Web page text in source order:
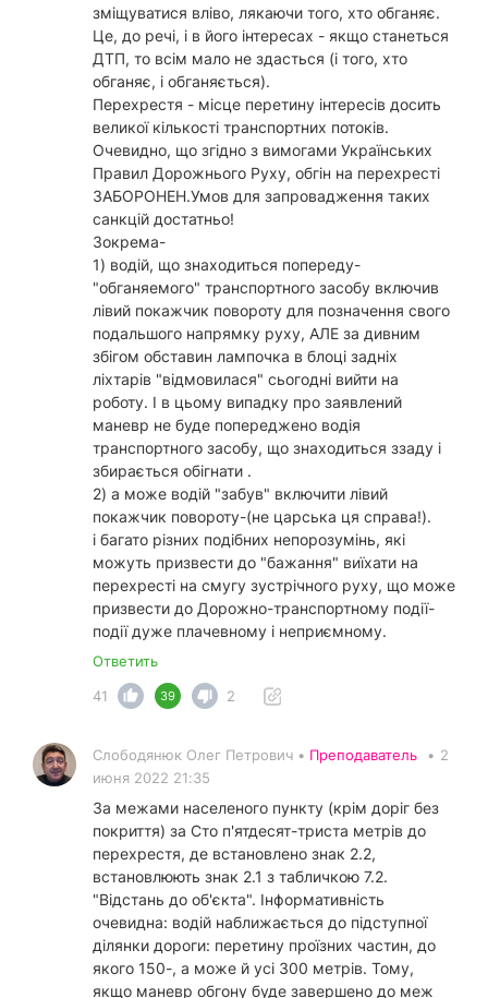
зміщуватися вліво, лякаючи того, хто обганяє.
Це, до речі, і в його інтересах - якщо станеться
ДТП, то всім мало не здасться (і того, хто
обганяє, і обганяється).
Перехрестя - місце перетину інтересів досить
великої кількості транспортних потоків.
Очевидно, що згідно з вимогами Українських
Правил Дорожнього Руху, обгін на перехресті
ЗАБОРОНЕН.Умов для запровадження таких
санкцій достатньо!
Зокрема-
1) водій, що знаходиться попереду-
"обганяемого" транспортного засобу включив
лівий покажчик повороту для позначення свого
подальшого напрямку руху, АЛЕ за дивним
збігом обставин лампочка в блоці задніх
ліхтарів "відмовилася" сьогодні вийти на
роботу. І в цьому випадку про заявлений
маневр не буде попереджено водія
транспортного засобу, що знаходиться ззаду і
збирається обігнати .
2) а може водій "забув" включити лівий
покажчик повороту-(не царська ця справа!).
і багато різних подібних непорозумінь, які
можуть призвести до "бажання" виїхати на
перехресті на смугу зустрічного руху, що може
призвести до Дорожно-транспортному події-
події дуже плачевному і неприємному.
Ответить
41
39 2
Слободянюк Олег Петрович • Преподаватель • 2
июня 2022 21:35
За межами населеного пункту (крім доріг без
покриття) за Сто п'ятдесят-триста метрів до
перехрестя, де встановлено знак 2.2,
встановлюють знак 2.1 з табличкою 7.2.
"Відстань до об'єкта". Інформативність
очевидна: водій наближається до підступної
ділянки дороги: перетину проїзних частин, до
якого 150-, а може й усі 300 метрів. Тому,
якщо маневр обгону буде завершено до меж